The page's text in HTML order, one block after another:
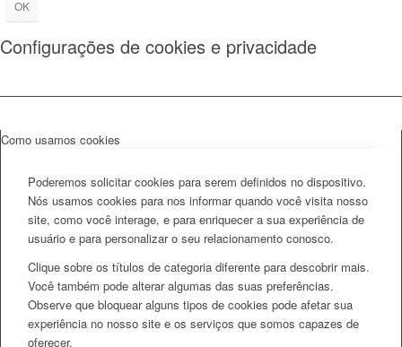
OK
Configurações de cookies e privacidade
Como usamos cookies
Poderemos solicitar cookies para serem definidos no dispositivo.
Nós usamos cookies para nos informar quando você visita nosso
site, como você interage, e para enriquecer a sua experiência de
usuário e para personalizar o seu relacionamento conosco.
Clique sobre os títulos de categoria diferente para descobrir mais.
Você também pode alterar algumas das suas preferências.
Observe que bloquear alguns tipos de cookies pode afetar sua
experiência no nosso site e os serviços que somos capazes de
oferecer.